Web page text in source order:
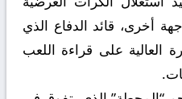
أخرى، قائد الدفاع الذي
العالية على قراءة اللعب